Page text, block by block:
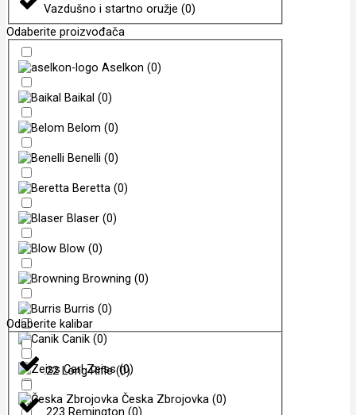
Vazdušno i startno oružje (0)
Odaberite proizvođača
Aselkon (0)
Baikal (0)
Belom (0)
Benelli (0)
Beretta (0)
Blaser (0)
Blow (0)
Browning (0)
Burris (0)
Canik (0)
Carl Zeiss(0)
Česka Zbrojovka (0)
Odaberite kalibar
.22 Long Rifle(0)
.223 Remington (0)